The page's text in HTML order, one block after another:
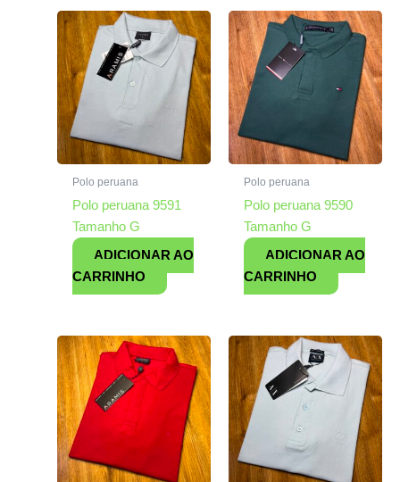
Polo peruana
Polo peruana 9591
Tamanho G
ADICIONAR AO
CARRINHO
Polo peruana
Polo peruana 9590
Tamanho G
ADICIONAR AO
CARRINHO